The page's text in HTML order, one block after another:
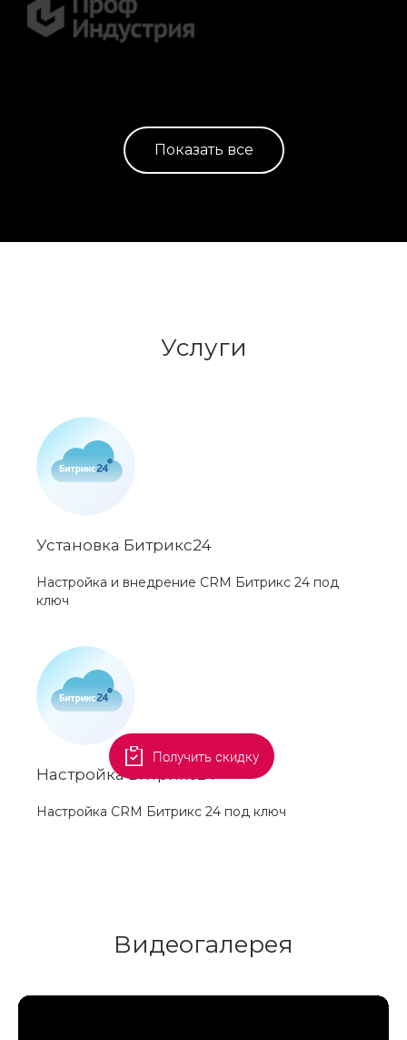
Показать все
Услуги
Установка Битрикс24
Настройка и внедрение CRM Битрикс 24 под
ключ
Настройка Битрикс24
Настройка CRM Битрикс 24 под ключ
Видеогалерея
Получить скидку